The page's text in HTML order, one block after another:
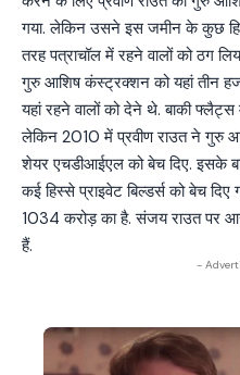
गया. लेकिन उसने इस जमीन के कुछ
तरह पत्राचॉल में रहने वालों को ठग
गुरु आशिष कंस्ट्रक्शन को यहां तीन
यहां रहने वालों को देने थे. बाकी
लेकिन 2010 में प्रवीण राउत ने गुरु
शेयर एचडीआईएल को बेच दिए. इसके
कई हिस्से प्राइवेट बिल्डर्स को बेच
1034 करोड़ का है. संजय राउत पर
हैं.
-